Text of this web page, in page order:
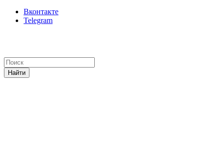
Вконтакте
Telegram
Найти